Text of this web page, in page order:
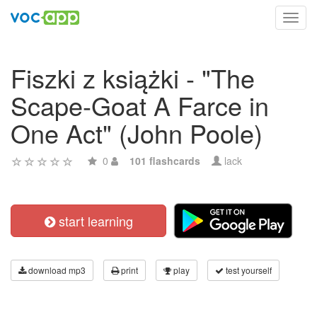
Fiszki z książki - "The
Scape-Goat A Farce in
One Act" (John Poole)
0 101 flashcards lack
start learning
download mp3 print play test yourself